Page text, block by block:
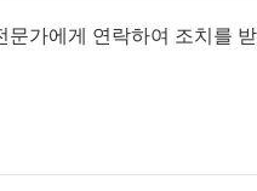
문가에게 연락하여 조치를